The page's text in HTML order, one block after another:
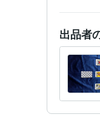
学
出品者